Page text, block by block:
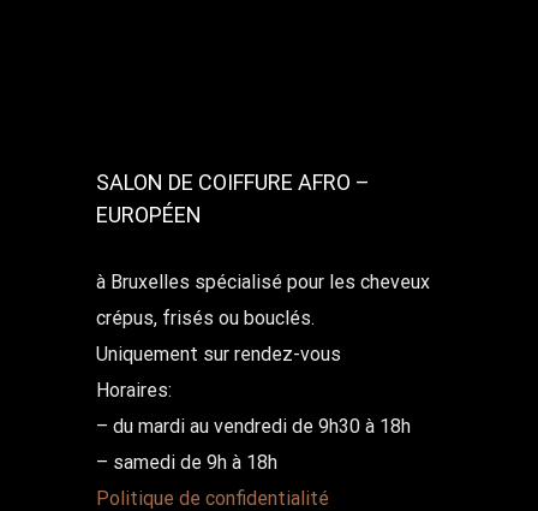
SALON DE COIFFURE AFRO –
EUROPÉEN
à Bruxelles spécialisé pour les cheveux
crépus, frisés ou bouclés.
Uniquement sur rendez-vous
Horaires:
– du mardi au vendredi de 9h30 à 18h
– samedi de 9h à 18h
Politique de confidentialité